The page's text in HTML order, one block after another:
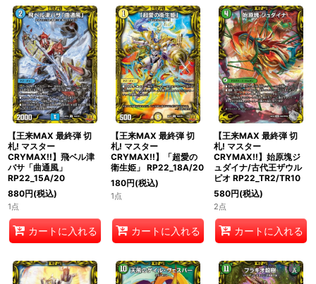
【王来MAX 最終弾 切
札! マスター
CRYMAX!!】飛ベル津
バサ「曲通風」
RP22_15A/20
880円(税込)
1点
カートに入れる
【王来MAX 最終弾 切
札! マスター
CRYMAX!!】「超愛の
衛生姫」 RP22_18A/20
180円(税込)
1点
カートに入れる
【王来MAX 最終弾 切
札! マスター
CRYMAX!!】始原塊ジ
ュダイナ/古代王ザウル
ピオ RP22_TR2/TR10
580円(税込)
2点
カートに入れる